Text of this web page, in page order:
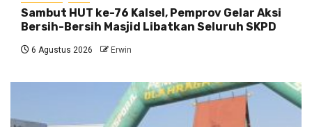
Sambut HUT ke-76 Kalsel, Pemprov Gelar Aksi
Bersih-Bersih Masjid Libatkan Seluruh SKPD
6 Agustus 2026 Erwin